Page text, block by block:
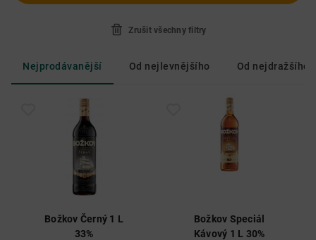
Zrušit všechny filtry
Nejprodávanější Od nejlevnějšího Od nejdražšího
Božkov Černý 1 L
33%
Božkov Speciál
Kávový 1 L 30%